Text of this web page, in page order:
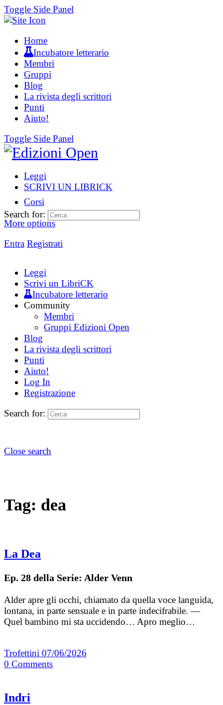
Toggle Side Panel
Home
Incubatore letterario
Membri
Gruppi
Blog
La rivista degli scrittori
Punti
Aiuto!
Toggle Side Panel
Leggi
SCRIVI UN LIBRICK
Corsi
More options
Entra Registrati
Search for:
Leggi
Scrivi un LibriCK
Incubatore letterario
Community
Membri
Gruppi Edizioni Open
Blog
La rivista degli scrittori
Punti
Aiuto!
Log In
Registrazione
Search for:
Close search
Tag: dea
La Dea
Ep. 28 della Serie: Alder Venn
Alder apre gli occhi, chiamato da quella voce languida,
lontana, in parte sensuale e in parte indecifrabile. —
Quel bambino mi sta uccidendo… Apro meglio…
Trofettini 07/06/2026
0 Comments
Indri